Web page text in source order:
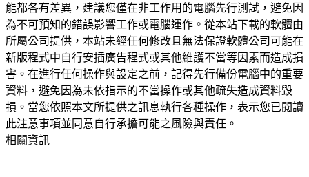
能都各有差異，建議您僅在非工作用的電腦先行測試，避免因
為不可預知的錯誤影響工作或電腦運作。從本站下載的軟體由
所屬公司提供，本站未經任何修改且無法保證軟體公司可能在
新版程式中自行安插廣告程式或其他維護不當等因素而造成損
害。在進行任何操作與設定之前，記得先行備份電腦中的重要
資料，避免因為未依指示的不當操作或其他疏失造成資料毀
損。當您依照本文所提供之訊息執行各種操作，表示您已閱讀
此注意事項並同意自行承擔可能之風險與責任。
相關資訊